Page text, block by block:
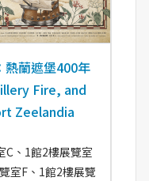
熱蘭遮堡400年
Fire, and
Zeelandia
C、1館2樓展覽室
室F、1館2樓展覽